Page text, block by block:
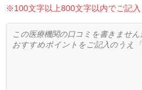
※100文字以上800文字以内でご記